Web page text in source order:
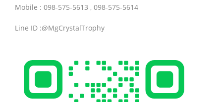
Mobile : 098-575-5613 , 098-575-5614
Line ID :@MgCrystalTrophy